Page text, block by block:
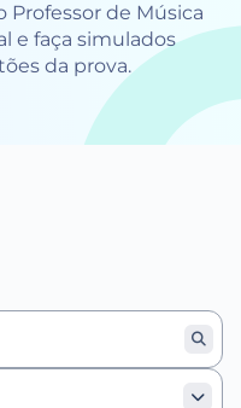
Professor de Música
e faça simulados
da prova.